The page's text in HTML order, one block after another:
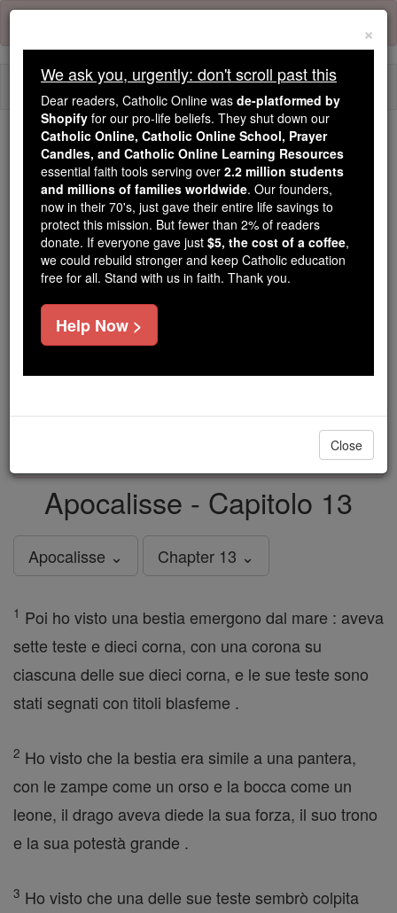
Skip
content
We ask you, urgently: don't scroll past this
Dear readers, Catholic Online
wasde-platformed by Shopify
for our pro-life beliefs. They
shut down ourCatholic
Online, Catholic Online School, Prayer Candles, and
tools serving over
families worldwide. Our founders, now in their 70's,
and keep Catholic education free for all. Stand with us
Apocalisse - Capitolo 13
Apocalisse ⌄ Chapter 13 ⌄
1 Poi ho visto una bestia emergono dal mare : aveva
sette teste e dieci corna, con una corona su
ciascuna delle sue dieci corna, e le sue teste sono
stati segnati con titoli blasfeme .
2 Ho visto che la bestia era simile a una pantera,
con le zampe come un orso e la bocca come un
leone, il drago aveva diede la sua forza, il suo trono
e la sua potestà grande .
3 Ho visto che una delle sue teste sembrò colpita
×
We ask you, urgently: don't scroll past this
Dear readers, Catholic Online was de-platformed by
Shopify for our pro-life beliefs. They shut down our
Catholic Online, Catholic Online School, Prayer
Candles, and Catholic Online Learning Resources
essential faith tools serving over 2.2 million students
and millions of families worldwide. Our founders,
now in their 70's, just gave their entire life savings to
protect this mission. But fewer than 2% of readers
donate. If everyone gave just $5, the cost of a coffee,
we could rebuild stronger and keep Catholic education
free for all. Stand with us in faith. Thank you.
Help Now >
Close